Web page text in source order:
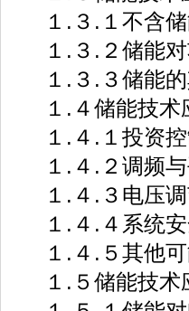
１.３.１不含储
１.３.２储能对
１.３.３储能的
１.４储能技术
１.４.１投资控
１.４.２调频与
１.４.３电压调
１.４.４系统安
１.４.５其他可
１.５储能技术